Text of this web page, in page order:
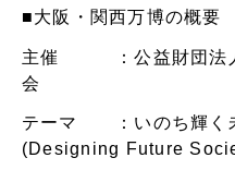
■大阪・関西万博の概要
主催 ：公益財団法人
会
テーマ ：いのち輝く
(Designing Future